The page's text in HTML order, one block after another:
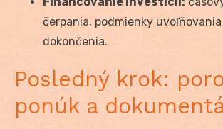
čerpania, podmienky
dokončenia.
Posledný krok:
ponúk a